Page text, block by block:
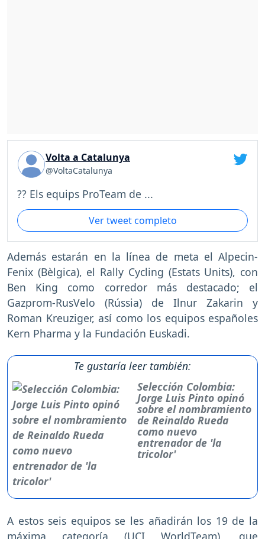
Volta a Catalunya
@VoltaCatalunya
?? Els equips ProTeam de ...
Ver tweet completo
Además estarán en la línea de meta el Alpecin-
Fenix (Bèlgica), el Rally Cycling (Estats Units), con
Ben King como corredor más destacado; el
Gazprom-RusVelo (Rússia) de Ilnur Zakarin y
Roman Kreuziger, así como los equipos españoles
Kern Pharma y la Fundación Euskadi.
Te gustaría leer también:
Selección Colombia:
Jorge Luis Pinto opinó
sobre el nombramiento
de Reinaldo Rueda
como nuevo
entrenador de 'la
tricolor'
A estos seis equipos se les añadirán los 19 de la